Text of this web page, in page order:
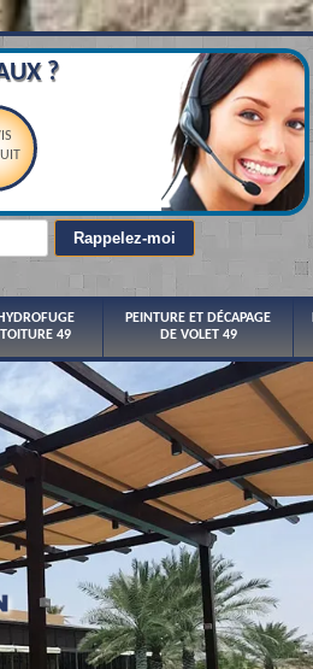
?
HYDROFUGE
TOITURE 49
PEINTURE ET DÉCAPAGE
DE VOLET 49